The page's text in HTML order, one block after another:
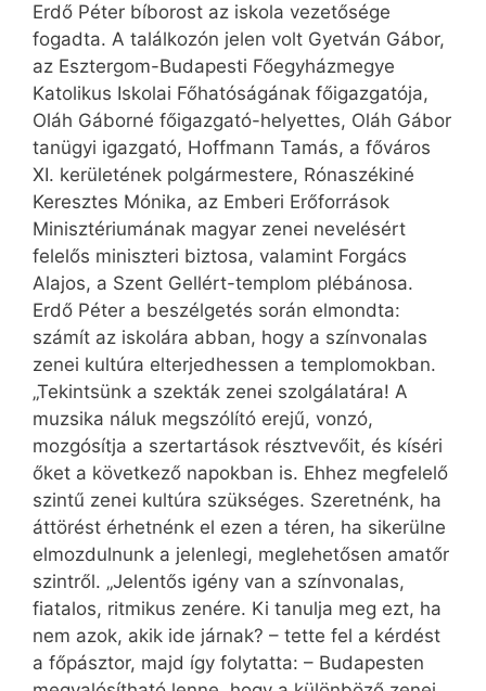
Erdő Péter bíborost az iskola vezetősége
fogadta. A találkozón jelen volt Gyetván Gábor,
az Esztergom-Budapesti Főegyházmegye
Katolikus Iskolai Főhatóságának főigazgatója,
Oláh Gáborné főigazgató-helyettes, Oláh Gábor
tanügyi igazgató, Hoffmann Tamás, a főváros
XI. kerületének polgármestere, Rónaszékiné
Keresztes Mónika, az Emberi Erőforrások
Minisztériumának magyar zenei nevelésért
felelős miniszteri biztosa, valamint Forgács
Alajos, a Szent Gellért-templom plébánosa.
Erdő Péter a beszélgetés során elmondta:
számít az iskolára abban, hogy a színvonalas
zenei kultúra elterjedhessen a templomokban.
„Tekintsünk a szekták zenei szolgálatára! A
muzsika náluk megszólító erejű, vonzó,
mozgósítja a szertartások résztvevőit, és kíséri
őket a következő napokban is. Ehhez megfelelő
szintű zenei kultúra szükséges. Szeretnénk, ha
áttörést érhetnénk el ezen a téren, ha sikerülne
elmozdulnunk a jelenlegi, meglehetősen amatőr
szintről. „Jelentős igény van a színvonalas,
fiatalos, ritmikus zenére. Ki tanulja meg ezt, ha
nem azok, akik ide járnak? – tette fel a kérdést
a főpásztor, majd így folytatta: – Budapesten